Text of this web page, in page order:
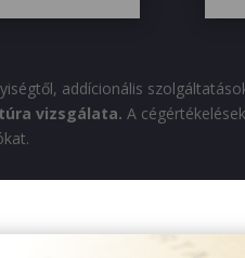
addícionális
vizsgálata.A